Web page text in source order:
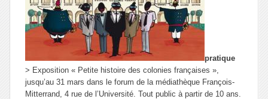
pratique
> Exposition « Petite histoire des colonies françaises »,
jusqu’au 31 mars dans le forum de la médiathèque François-
Mitterrand, 4 rue de l’Université. Tout public à partir de 10 ans.